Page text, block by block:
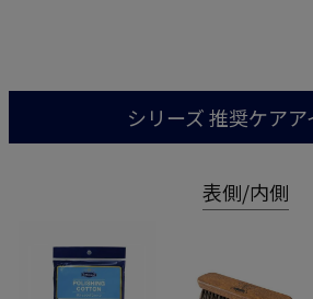
シリーズ 推奨ケアア
表側/内側